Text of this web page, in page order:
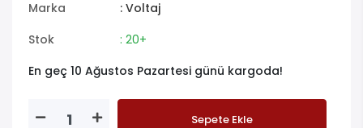
Marka
: Voltaj
Stok
: 20+
En geç 10 Ağustos Pazartesi günü kargoda!
Sepete Ekle